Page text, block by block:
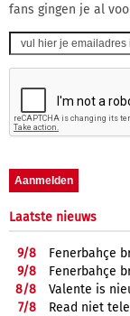
fans gingen je al
Laatste nieuws
9/8
Fenerbahçe
9/8
Fenerbahçe
8/8
Valente is
7/8
Read niet